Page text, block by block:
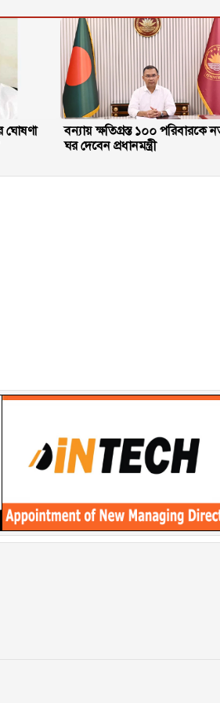
ঘোষণা
বন্যায় ক্ষতিগ্রস্ত ১০০ পরিবারকে
ঘর দেবেন প্রধানমন্ত্রী